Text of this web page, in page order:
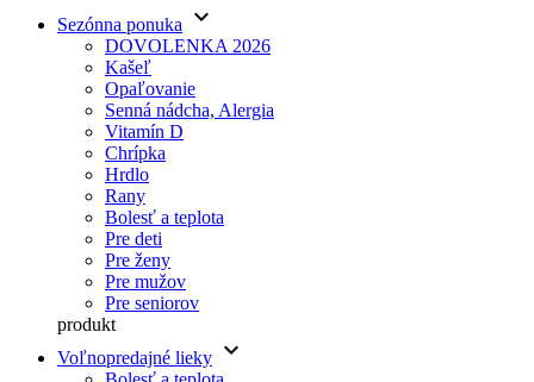
Sezónna ponuka keyboard_arrow_down
DOVOLENKA 2026
Kašeľ
Opaľovanie
Senná nádcha, Alergia
Vitamín D
Chrípka
Hrdlo
Rany
Bolesť a teplota
Pre deti
Pre ženy
Pre mužov
Pre seniorov
produkt
Voľnopredajné lieky keyboard_arrow_down